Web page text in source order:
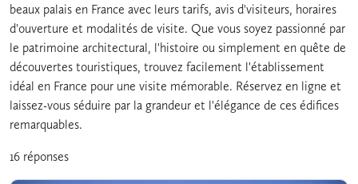
beaux palais en France avec leurs tarifs, avis d'visiteurs, horaires
d'ouverture et modalités de visite. Que vous soyez passionné par
le patrimoine architectural, l'histoire ou simplement en quête de
découvertes touristiques, trouvez facilement l'établissement
idéal en France pour une visite mémorable. Réservez en ligne et
laissez-vous séduire par la grandeur et l'élégance de ces édifices
remarquables.
16 réponses